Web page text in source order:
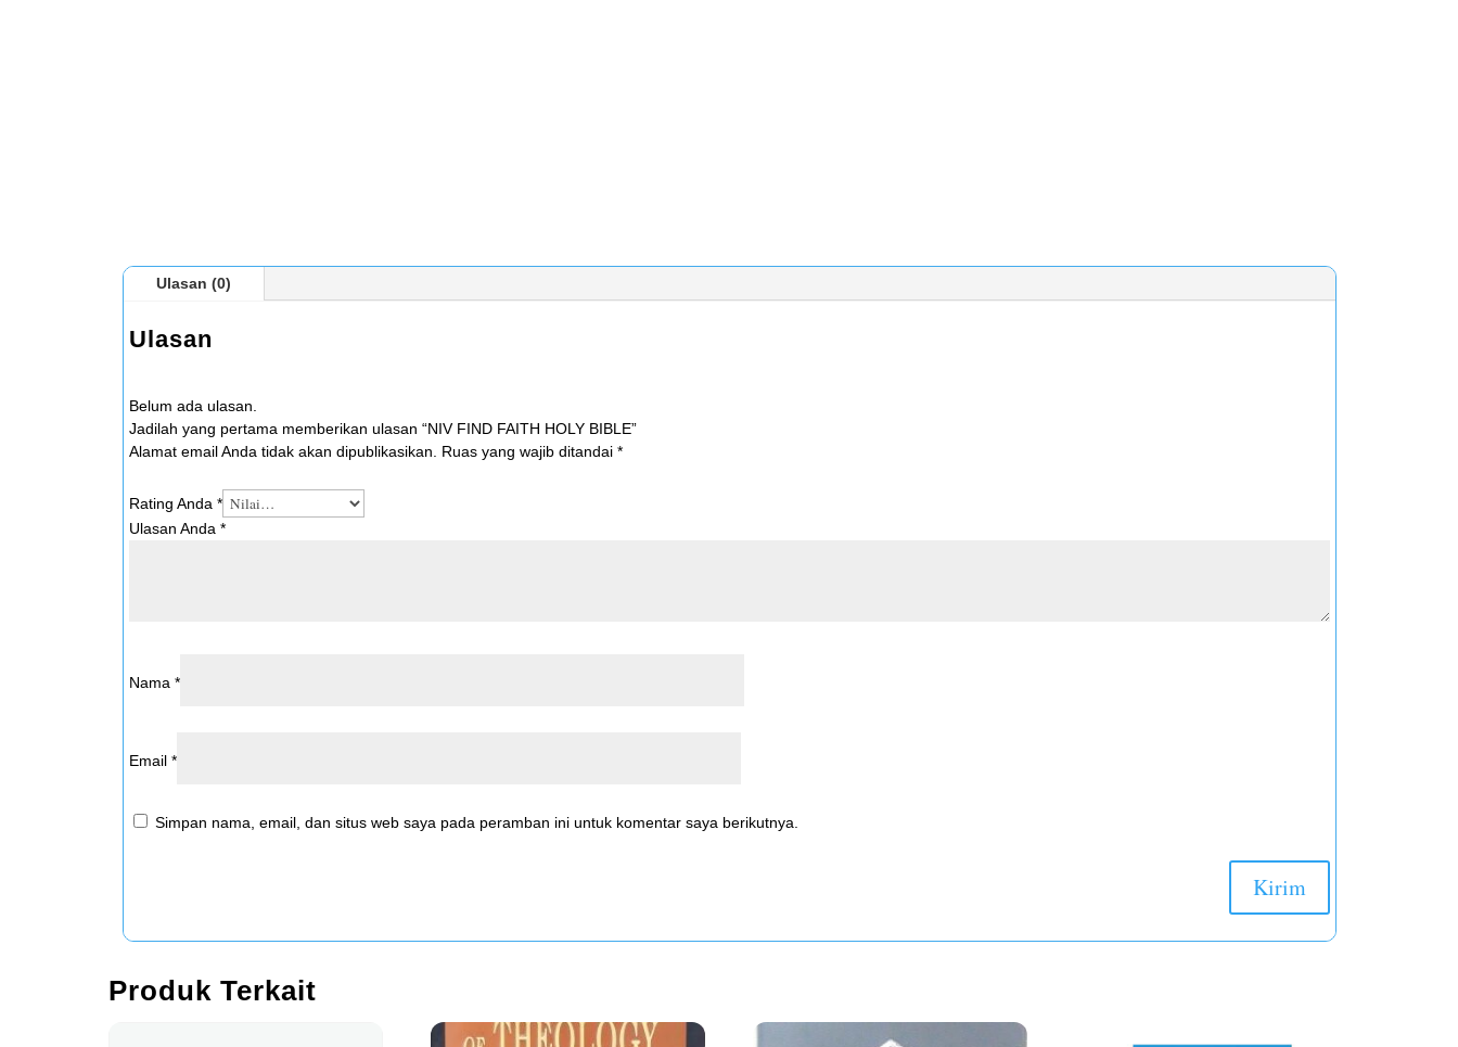
Ulasan (0)
Ulasan
Belum ada ulasan.
Jadilah yang pertama memberikan ulasan “NIV FIND FAITH HOLY BIBLE”
Alamat email Anda tidak akan dipublikasikan. Ruas yang wajib ditandai *
Rating Anda *
Ulasan Anda *
Nama *
Email *
Simpan nama, email, dan situs web saya pada peramban ini untuk komentar saya berikutnya.
Produk Terkait